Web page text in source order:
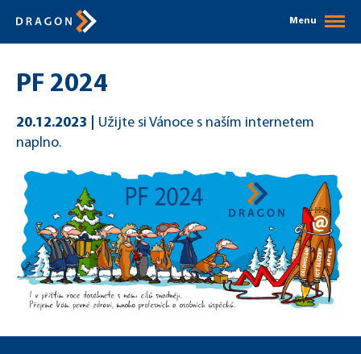
Menu
PF 2024
20.12.2023
Užijte si Vánoce s naším internetem
naplno.